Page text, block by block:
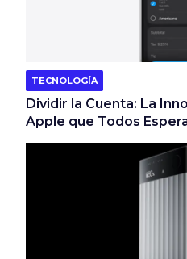
TECNOLOGÍA
Dividir la Cuenta: La
Apple que Todos